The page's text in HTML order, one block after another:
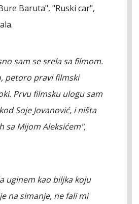
Baruta", "Ruski car",
sam se srela sa filmom.
petoro pravi filmski
Prvu filmsku ulogu sam
Soje Jovanović, i ništa
sa Mijom Aleksićem",
uginem kao biljka koju
na simanje, ne fali mi